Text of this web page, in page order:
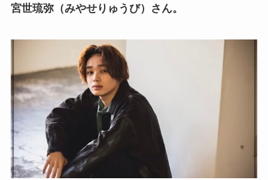
宮世琉弥（みやせりゅうび）さん。